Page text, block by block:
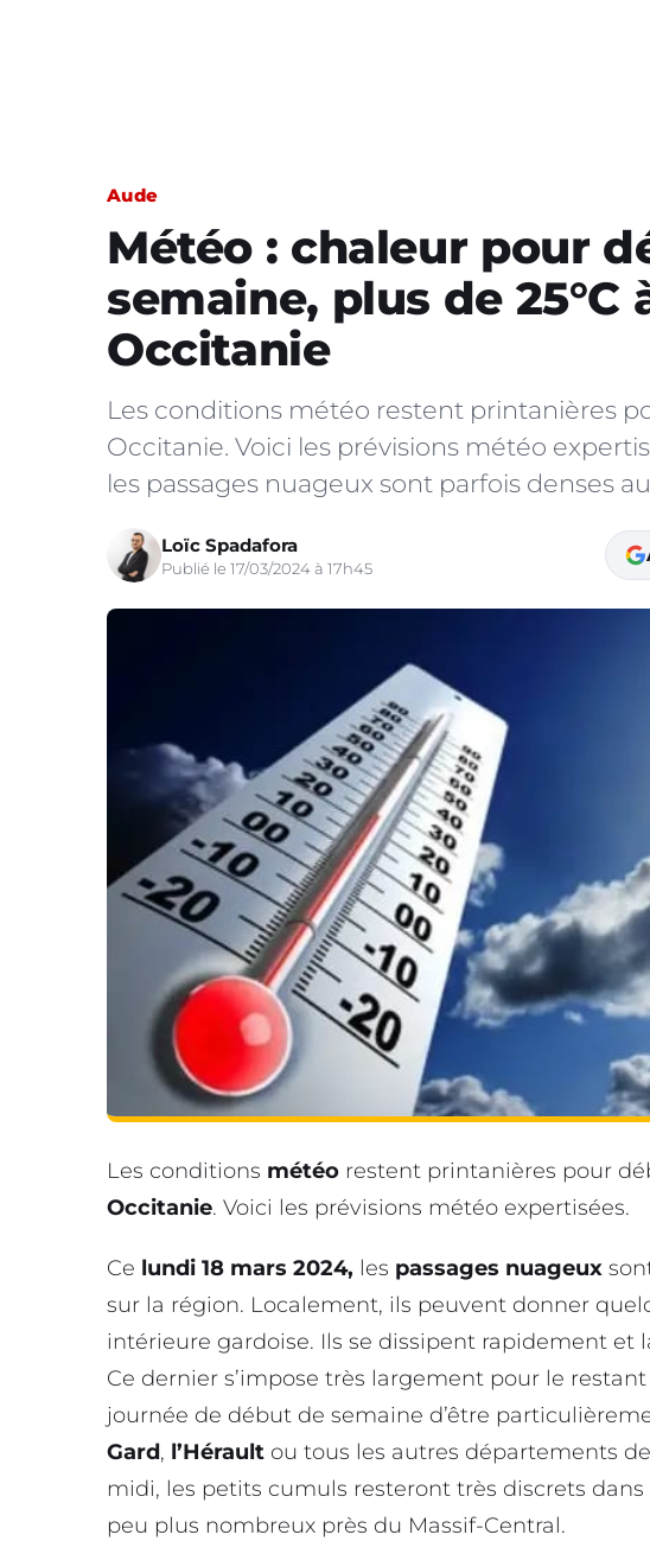
Aude
Météo : chaleur pour
semaine, plus de 25°C
Occitanie
Les conditions météo restent printanières
Occitanie. Voici les prévisions météo
les passages nuageux sont parfois denses
Loïc Spadafora
Publié le 17/03/2024 à 17h45
Les conditions météo restent printanières pour
Occitanie. Voici les prévisions météo expertisées.
Ce lundi 18 mars 2024, les passages nuageux
sur la région. Localement, ils peuvent donner
intérieure gardoise. Ils se dissipent rapidement et
Ce dernier s’impose très largement pour le
journée de début de semaine d’être
Gard, l’Hérault ou tous les autres départements
midi, les petits cumuls resteront très discrets
peu plus nombreux près du Massif-Central.